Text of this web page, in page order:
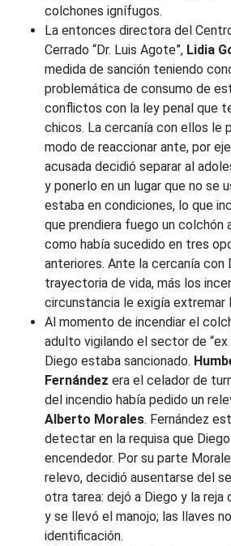
colchones ignífugos.
La entonces directora del
Cerrado “Dr. Luis Agote”, Lidia
medida de sanción teniendo
problemática de consumo de
conflictos con la ley penal que
chicos. La cercanía con ellos le
modo de reaccionar ante, por
acusada decidió separar al
y ponerlo en un lugar que no se
estaba en condiciones, lo que
que prendiera fuego un colchón
como había sucedido en tres
anteriores. Ante la cercanía con
trayectoria de vida, más los
circunstancia le exigía extremar
Al momento de incendiar el
adulto vigilando el sector de “ex
Diego estaba sancionado.
Fernández era el celador de
del incendio había pedido un
Alberto Morales. Fernández
detectar en la requisa que
encendedor. Por su parte
relevo, decidió ausentarse del
otra tarea: dejó a Diego y la
y se llevó el manojo; las llaves
identificación.